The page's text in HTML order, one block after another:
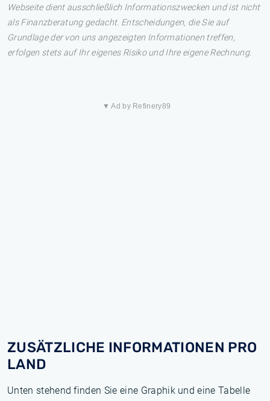
Webseite dient ausschließlich Informationszwecken und ist nicht
als Finanzberatung gedacht. Entscheidungen, die Sie auf
Grundlage der von uns angezeigten Informationen treffen,
erfolgen stets auf Ihr eigenes Risiko und Ihre eigene Rechnung.
▼ Ad by Refinery89
ZUSÄTZLICHE INFORMATIONEN PRO
LAND
Unten stehend finden Sie eine Graphik und eine Tabelle